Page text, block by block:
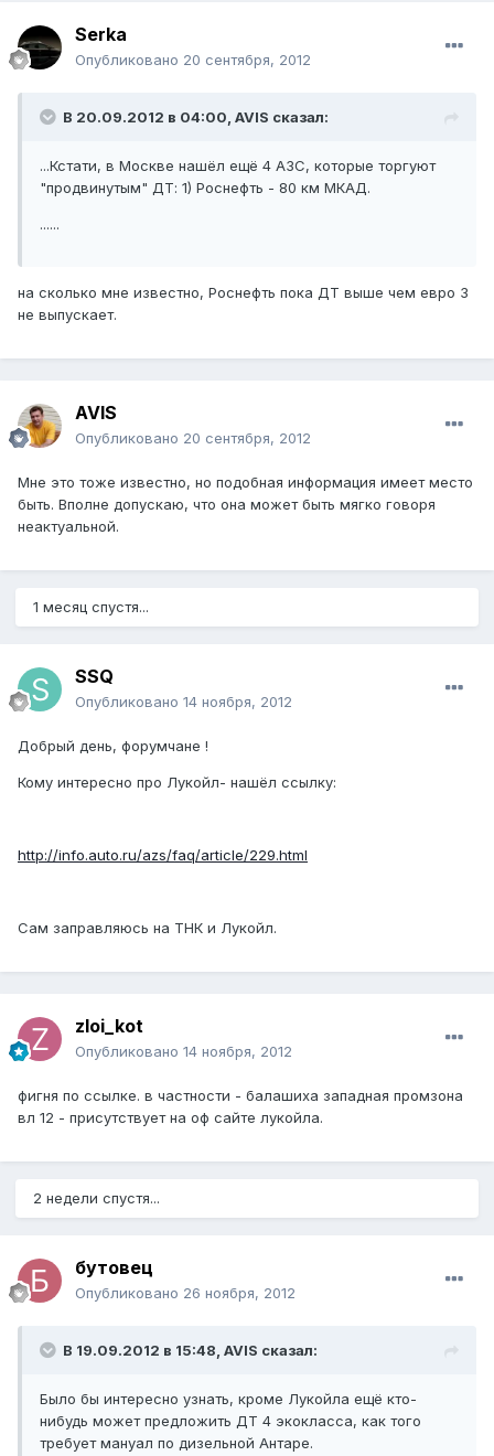
Serka
Опубликовано 20 сентября, 2012
В 20.09.2012 в 04:00, AVIS сказал:
...Кстати, в Москве нашёл ещё 4 АЗС, которые торгуют
"продвинутым" ДТ: 1) Роснефть - 80 км МКАД.
......
на сколько мне известно, Роснефть пока ДТ выше чем евро 3
не выпускает.
AVIS
Опубликовано 20 сентября, 2012
Мне это тоже известно, но подобная информация имеет место
быть. Вполне допускаю, что она может быть мягко говоря
неактуальной.
1 месяц спустя...
SSQ
Опубликовано 14 ноября, 2012
Добрый день, форумчане !
Кому интересно про Лукойл- нашёл ссылку:
http://info.auto.ru/azs/faq/article/229.html
Сам заправляюсь на ТНК и Лукойл.
zloi_kot
Опубликовано 14 ноября, 2012
фигня по ссылке. в частности - балашиха западная промзона
вл 12 - присутствует на оф сайте лукойла.
2 недели спустя...
бутовец
Опубликовано 26 ноября, 2012
В 19.09.2012 в 15:48, AVIS сказал:
Было бы интересно узнать, кроме Лукойла ещё кто-
нибудь может предложить ДТ 4 экокласса, как того
требует мануал по дизельной Антаре.